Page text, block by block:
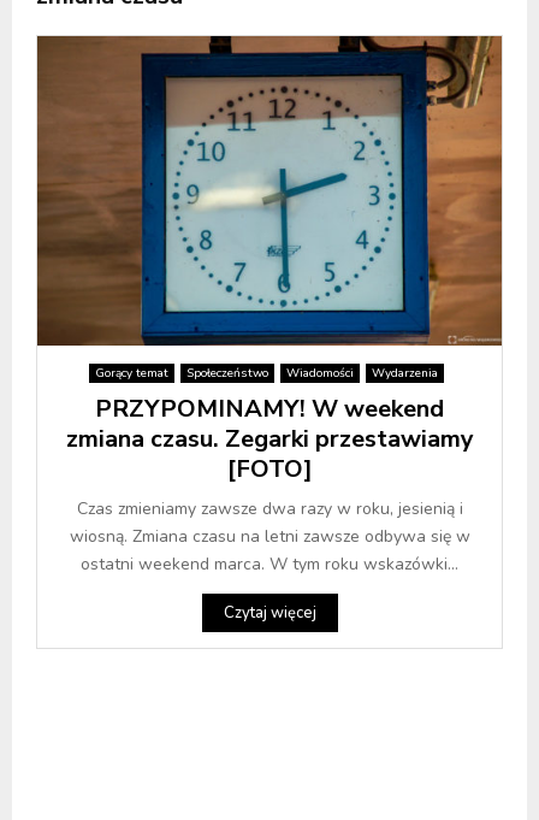
Gorący temat Społeczeństwo Wiadomości Wydarzenia
PRZYPOMINAMY! W weekend
zmiana czasu. Zegarki przestawiamy
[FOTO]
Czas zmieniamy zawsze dwa razy w roku, jesienią i
wiosną. Zmiana czasu na letni zawsze odbywa się w
ostatni weekend marca. W tym roku wskazówki...
Czytaj więcej